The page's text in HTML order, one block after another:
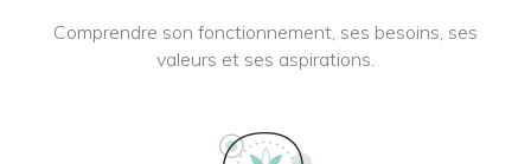
Comprendre son fonctionnement, ses besoins, ses
valeurs et ses aspirations.